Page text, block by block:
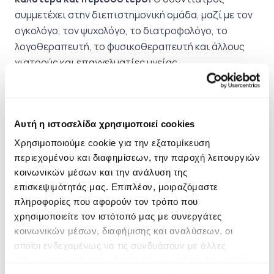
Αυτή η ιστοσελίδα χρησιμοποιεί cookies
Χρησιμοποιούμε cookie για την εξατομίκευση
περιεχομένου και διαφημίσεων, την παροχή λειτουργιών
κοινωνικών μέσων και την ανάλυση της
επισκεψιμότητάς μας. Επιπλέον, μοιραζόμαστε
πληροφορίες που αφορούν τον τρόπο που
χρησιμοποιείτε τον ιστότοπό μας με συνεργάτες
κοινωνικών μέσων, διαφήμισης και αναλύσεων, οι
οποίοι ενδεχομένως να τις συνδυάσουν με άλλες
συμμετέχει στην διεπιστημονική ομάδα, μαζί με τον
ογκολόγο, τον ψυχολόγο, το διατροφολόγο, το
λογοθεραπευτή, το φυσικοθεραπευτή και άλλους
γιατρούς και επαγγελματίες υγείας.
Η Pemptousia TV είναι μία από τις σημαντικές
ΓΡΑΙΚΟΣ, ΕΡΕΥΝΑ, ΔΙΑΣΩΣΗ ΚΑΙ ΠΡΟΒΟΛΗ
ΠΝΕΥΜΑΤΙΚΩΝ ΚΑΙ ΠΟΛΙΤΙΣΤΙΚΩΝ ΠΑΡΑΔΟΣΕΩΝ .
άγιος Μάξιμος ο Βατοπαιδινός, ο γνωστός στην
Ρωσία ως Maksim Grek, Μάξιμος ο Γραικός, υπήρξε
μία φωτεινή μορφή του 16ου αιώνα, μία από τις
σημαντικότερες προσωπικότητες μετά την πτώση
της Βυζαντινής Αυτοκρατορίας.Σκοπόςτου